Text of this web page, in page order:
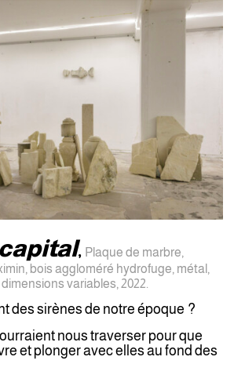
, Plaque de marbre,
bois aggloméré hydrofuge, métal,
variables, 2022.
des sirènes de notre époque ?
nous traverser pour que
et plonger avec elles au fond des